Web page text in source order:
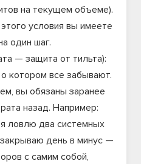
на текущем объеме).
условия вы имеете
один шаг.
— защита от тильта):
котором все забывают.
вы обязаны заранее
назад. Например:
ловлю два системных
день в минус —
с самим собой,